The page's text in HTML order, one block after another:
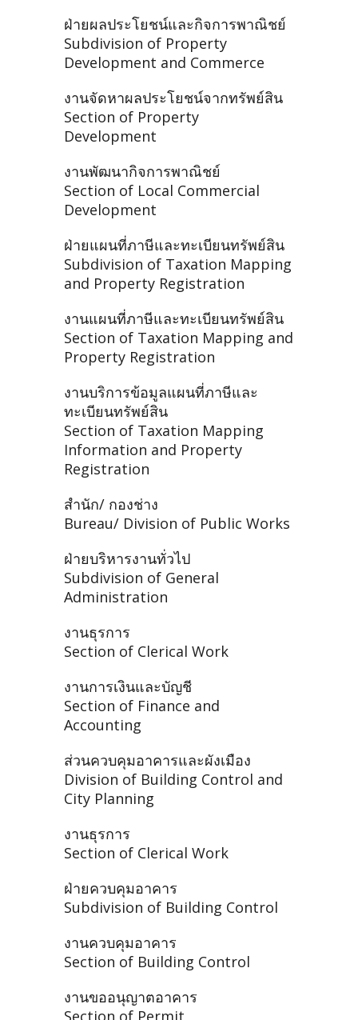
ฝ่ายผลประโยชน์และกิจการพาณิชย์
Subdivision of Property
Development and Commerce
งานจัดหาผลประโยชน์จากทรัพย์สิน
Section of Property
Development
งานพัฒนากิจการพาณิชย์
Section of Local Commercial
Development
ฝ่ายแผนที่ภาษีและทะเบียนทรัพย์สิน
Subdivision of Taxation Mapping
and Property Registration
งานแผนที่ภาษีและทะเบียนทรัพย์สิน
Section of Taxation Mapping and
Property Registration
งานบริการข้อมูลแผนที่ภาษีและ
ทะเบียนทรัพย์สิน
Section of Taxation Mapping
Information and Property
Registration
สำนัก/ กองช่าง
Bureau/ Division of Public Works
ฝ่ายบริหารงานทั่วไป
Subdivision of General
Administration
งานธุรการ
Section of Clerical Work
งานการเงินและบัญชี
Section of Finance and
Accounting
ส่วนควบคุมอาคารและผังเมือง
Division of Building Control and
City Planning
งานธุรการ
Section of Clerical Work
ฝ่ายควบคุมอาคาร
Subdivision of Building Control
งานควบคุมอาคาร
Section of Building Control
งานขออนุญาตอาคาร